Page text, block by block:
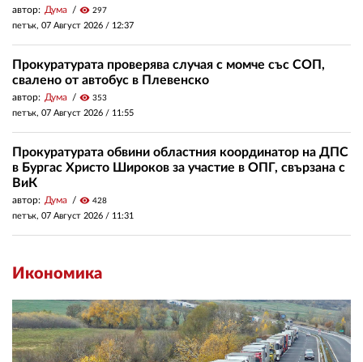
автор: Дума visibility 297
петък, 07 Август 2026 / 12:37
Прокуратурата проверява случая с момче със СОП,
свалено от автобус в Плевенско
автор: Дума visibility 353
петък, 07 Август 2026 / 11:55
Прокуратурата обвини областния координатор на ДПС
в Бургас Христо Широков за участие в ОПГ, свързана с
ВиК
автор: Дума visibility 428
петък, 07 Август 2026 / 11:31
Икономика